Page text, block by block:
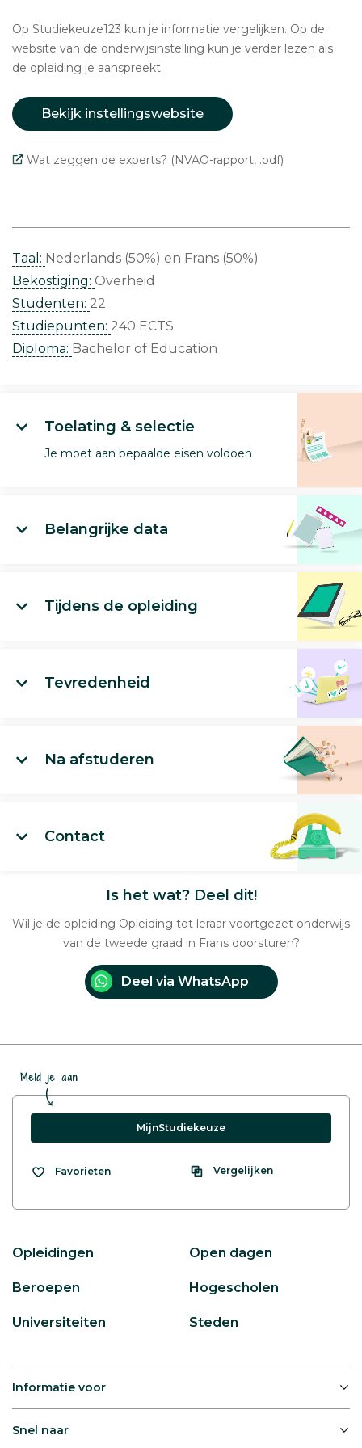
Op Studiekeuze123 kun je informatie vergelijken. Op de
website van de onderwijsinstelling kun je verder lezen als
de opleiding je aanspreekt.
Bekijk instellingswebsite
Wat zeggen de experts? (NVAO-rapport, .pdf)
Taal: Nederlands (50%)
Frans (50%)
Bekostiging: Overheid
Studenten: 22
Studiepunten: 240 ECTS
Diploma: Bachelor of Education
Toelating & selectie
Je moet aan bepaalde eisen voldoen
Belangrijke data
Tijdens de opleiding
Tevredenheid
Na afstuderen
Contact
Is het wat? Deel dit!
Wil je de opleiding Opleiding tot leraar voortgezet onderwijs
van de tweede graad in Frans doorsturen?
Deel via WhatsApp
Meld je aan
MijnStudiekeuze
Favorieten Vergelijken
Opleidingen Open dagen
Beroepen Hogescholen
Universiteiten Steden
Informatie voor
Snel naar